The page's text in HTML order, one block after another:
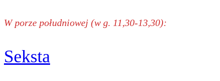
W porze południowej (w g. 11,30-13,30):
Seksta